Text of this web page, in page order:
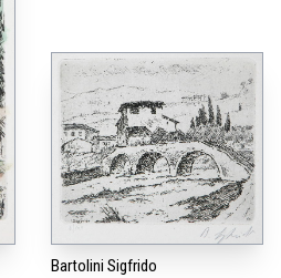
Bartolini Sigfrido